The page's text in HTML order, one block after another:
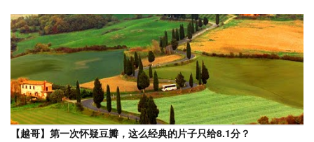
【越哥】第一次怀疑豆瓣，这么经典的片子只给8.1分？